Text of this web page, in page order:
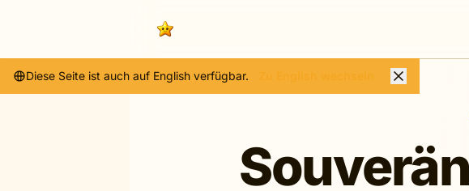
Diese Seite ist auch auf English verfügbar.